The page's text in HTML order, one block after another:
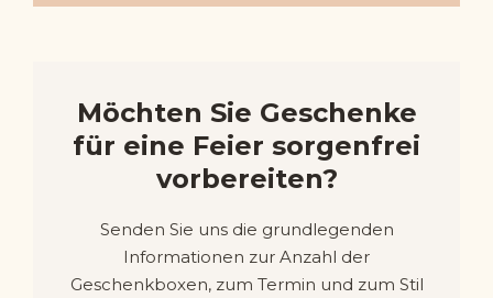
Möchten Sie Geschenke
für eine Feier sorgenfrei
vorbereiten?
Senden Sie uns die grundlegenden
Informationen zur Anzahl der
Geschenkboxen, zum Termin und zum Stil